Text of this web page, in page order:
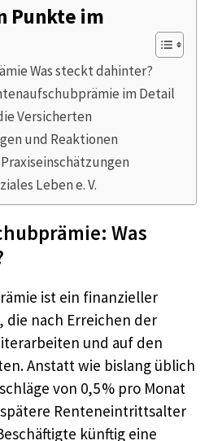
Punkte im
Was steckt dahinter?
im Detail
Versicherten
und Reaktionen
Leben e. V.
Was
ist ein finanzieller
die nach Erreichen der
und auf den
Anstatt wie bislang üblich
von 0,5 % pro Monat
spätere Renteneintrittsalter
künftig eine